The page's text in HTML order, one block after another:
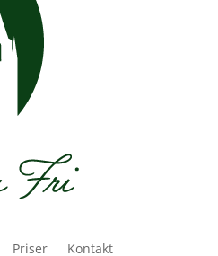
Priser Kontakt